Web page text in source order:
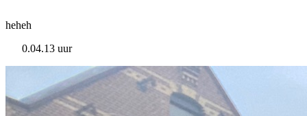
heheh
0.04.13 uur